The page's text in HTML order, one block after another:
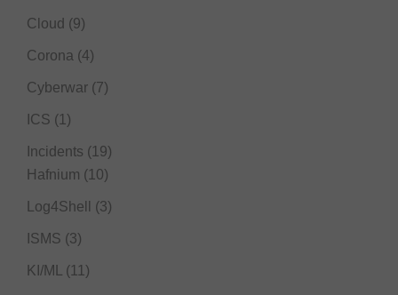
Cloud (9)
Corona (4)
Cyberwar (7)
ICS (1)
Incidents (19)
Hafnium (10)
Log4Shell (3)
ISMS (3)
KI/ML (11)